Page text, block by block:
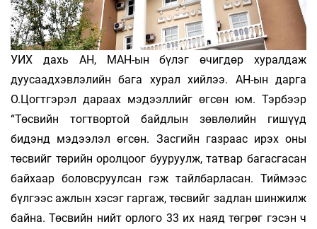
УИХ дахь АН, МАН-ын бүлэг өчигдөр хуралдаж
дуусаадхэвлэлийн бага хурал хийлээ. АН-ын дарга
О.Цогтгэрэл дараах мэдээллийг өгсөн юм. Тэрбээр
“Төсвийн тогтвортой байдлын зөвлөлийн гишүүд
бидэнд мэдээлэл өгсөн. Засгийн газраас ирэх оны
төсвийг төрийн оролцоог бууруулж, татвар багасгасан
байхаар боловсруулсан гэж тайлбарласан. Тиймээс
бүлгээс ажлын хэсэг гаргаж, төсвийг задлан шинжилж
байна. Төсвийн нийт орлого 33 их наяд төгрөг гэсэн ч